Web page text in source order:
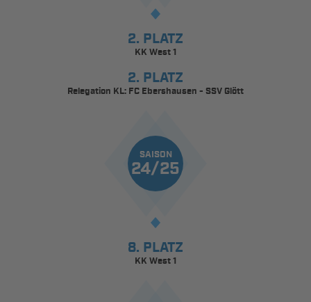
2. PLATZ
KK West 1
2. PLATZ
Relegation KL: FC Ebershausen - SSV Glött
SAISON
24/25
8. PLATZ
KK West 1